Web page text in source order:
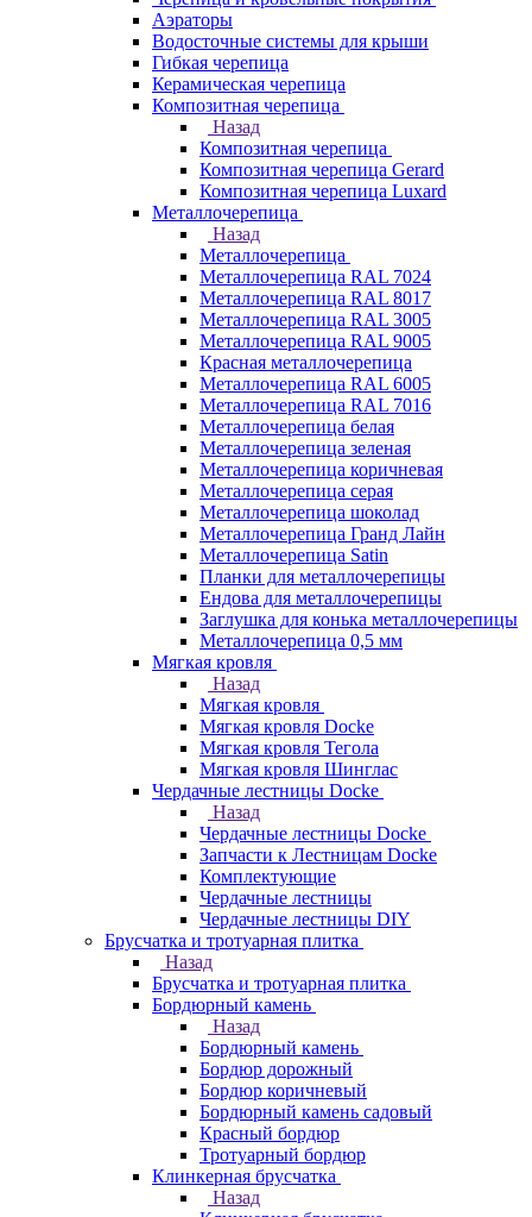
Аэраторы
Водосточные системы для крыши
Гибкая черепица
Керамическая черепица
Композитная черепица
Назад
Композитная черепица
Композитная черепица Gerard
Композитная черепица Luxard
Металлочерепица
Назад
Металлочерепица
Металлочерепица RAL 7024
Металлочерепица RAL 8017
Металлочерепица RAL 3005
Металлочерепица RAL 9005
Красная металлочерепица
Металлочерепица RAL 6005
Металлочерепица RAL 7016
Металлочерепица белая
Металлочерепица зеленая
Металлочерепица коричневая
Металлочерепица серая
Металлочерепица шоколад
Металлочерепица Гранд Лайн
Металлочерепица Satin
Планки для металлочерепицы
Ендова для металлочерепицы
Заглушка для конька металлочерепицы
Металлочерепица 0,5 мм
Мягкая кровля
Назад
Мягкая кровля
Мягкая кровля Docke
Мягкая кровля Тегола
Мягкая кровля Шинглас
Чердачные лестницы Docke
Назад
Чердачные лестницы Docke
Запчасти к Лестницам Docke
Комплектующие
Чердачные лестницы
Чердачные лестницы DIY
Брусчатка и тротуарная плитка
Назад
Брусчатка и тротуарная плитка
Бордюрный камень
Назад
Бордюрный камень
Бордюр дорожный
Бордюр коричневый
Бордюрный камень садовый
Красный бордюр
Тротуарный бордюр
Клинкерная брусчатка
Назад